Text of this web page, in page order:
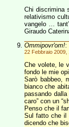
Chi discrimina
relativismo
vangelo …
Giraudo
Ommipovr'om!:
22 Febbraio 2009,
Che volete, le
fondo le mie
Sarò babbeo,
bianco che
passando
caro” con un
Penso che il
Sul fatto che il
dicendo che